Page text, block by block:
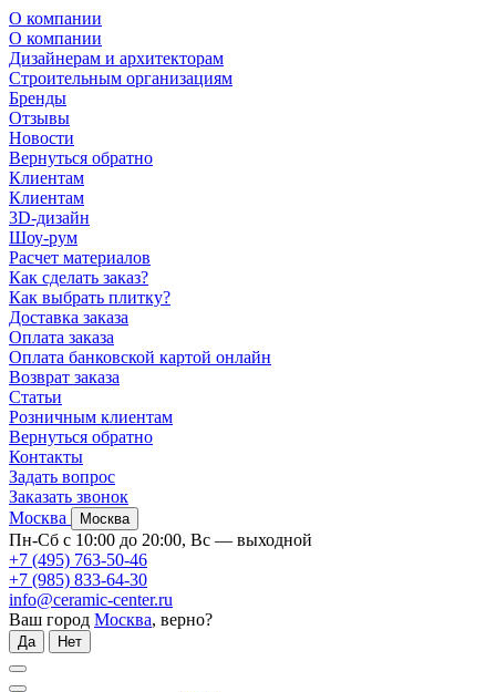
О компании
О компании
Дизайнерам и архитекторам
Строительным организациям
Бренды
Отзывы
Новости
Вернуться обратно
Клиентам
Клиентам
3D-дизайн
Шоу-рум
Расчет материалов
Как сделать заказ?
Как выбрать плитку?
Доставка заказа
Оплата заказа
Оплата банковской картой онлайн
Возврат заказа
Статьи
Розничным клиентам
Вернуться обратно
Контакты
Задать вопрос
Заказать звонок
Москва
Москва
Пн-Сб с 10:00 до 20:00, Вс — выходной
+7 (495) 763-50-46
+7 (985) 833-64-30
info@ceramic-center.ru
Ваш город Москва, верно?
Да Нет